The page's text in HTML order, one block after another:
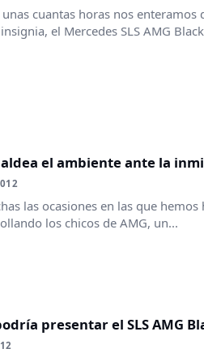
cuantas horas nos
el Mercedes SLS AMG
el ambiente ante la
las ocasiones en las que
los chicos de AMG, un...
presentar el SLS AMG